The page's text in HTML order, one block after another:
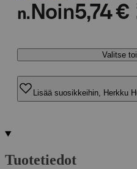
n. Noin5,74 €
Valitse
Lisää suosikkeihin, Herkku
Tuotetiedot